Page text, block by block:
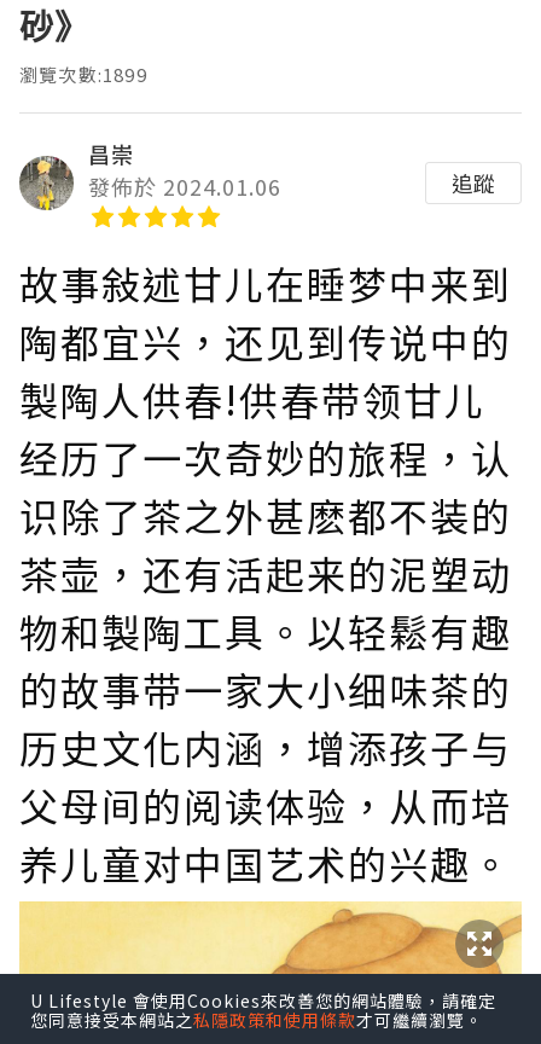
砂》
瀏覽次數:1899
昌崇
發佈於 2024.01.06
追蹤
故事敍述甘儿在睡梦中来到
陶都宜兴，还见到传说中的
製陶人供春!供春带领甘儿
经历了一次奇妙的旅程，认
识除了茶之外甚麽都不装的
茶壶，还有活起来的泥塑动
物和製陶工具。以轻鬆有趣
的故事带一家大小细味茶的
历史文化内涵，增添孩子与
父母间的阅读体验，从而培
养儿童对中国艺术的兴趣。
U Lifestyle 會使用Cookies來改善您的網站體驗，請確定
您同意接受本網站之私隱政策和使用條款才可繼續瀏覽。